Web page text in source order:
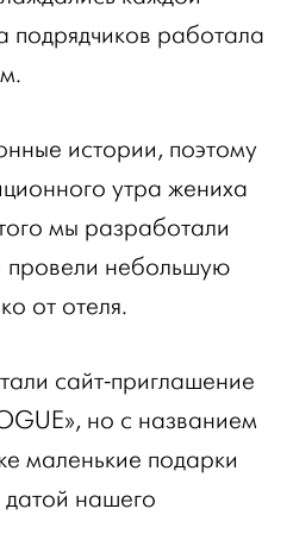
подрядчиков работала
истории, поэтому
утра жениха
мы разработали
провели небольшую
от отеля.
сайт-приглашение
но с названием
маленькие подарки
датой нашего